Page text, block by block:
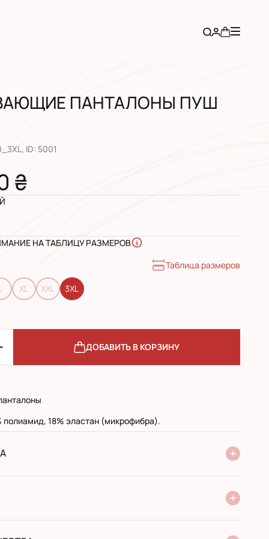
ПАНТАЛОНЫ ПУШ
, ID: 5001
₴
НА ТАБЛИЦУ РАЗМЕРОВ
Таблица размеров
XL XXL 3XL
ДОБАВИТЬ В КОРЗИНУ
полиамид, 18% эластан (микрофибра).
перевод